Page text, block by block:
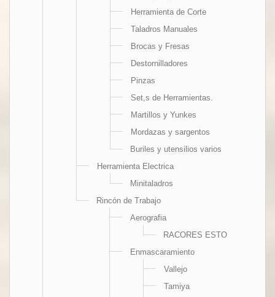
Herramienta de Corte
Taladros Manuales
Brocas y Fresas
Destornilladores
Pinzas
Set,s de Herramientas.
Martillos y Yunkes
Mordazas y sargentos
Buriles y utensilios varios
Herramienta Electrica
Minitaladros
Rincón de Trabajo
Aerografia
RACORES ESTO
Enmascaramiento
Vallejo
Tamiya